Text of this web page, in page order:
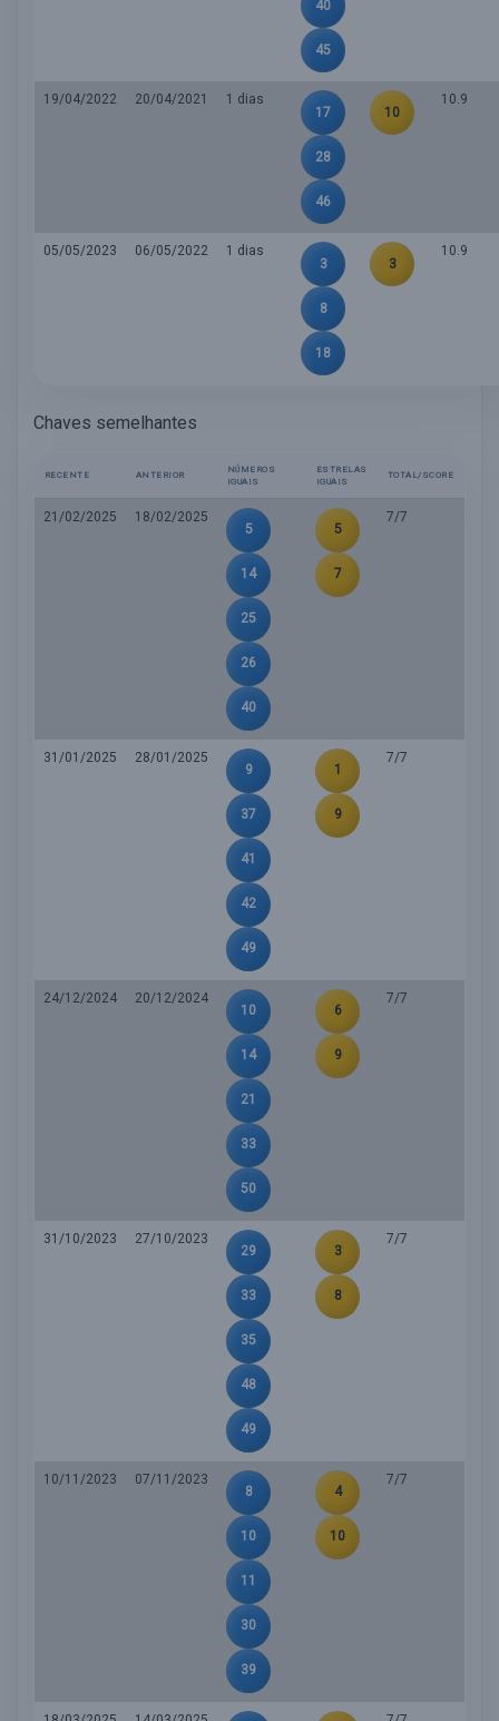
40
45
19/04/2022 20/04/2021
1 dias
17
28
46
10
10.9
05/05/2023 06/05/2022
1 dias
3
8
18
3
10.9
Chaves semelhantes
RECENTE ANTERIOR
NÚMEROS
IGUAIS
ESTRELAS
IGUAIS
TOTAL/SCORE
21/02/2025
18/02/2025
5
14
25
26
40
5
7
7/7
31/01/2025
28/01/2025
9
37
41
42
49
1
9
7/7
24/12/2024
20/12/2024
10
14
21
33
50
6
9
7/7
31/10/2023
27/10/2023
29
33
35
48
49
3
8
7/7
10/11/2023
07/11/2023
8
10
11
30
39
4
10
7/7